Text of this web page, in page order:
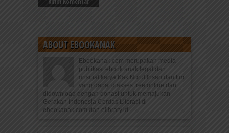
ABOUT EBOOKANAK
Ebookanak.com merupakan media
publikasi ebook anak legal dan
orisinal karya Kak Nurul Ihsan dan tim
yang dapat diakses free online dan
didownload dengan donasi untuk memajukan
Gerakan Indonesia Cerdas Literasi di
ebookanak.com dan elibrary.id.